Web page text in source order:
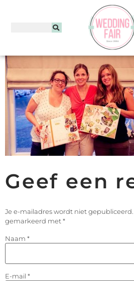
Geef een
Je e-mailadres wordt niet gepubliceerd.
gemarkeerd met*
Naam *
E-mail *